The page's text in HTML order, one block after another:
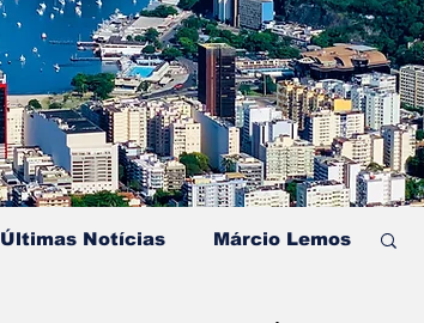
Últimas Notícias Márcio Lemos